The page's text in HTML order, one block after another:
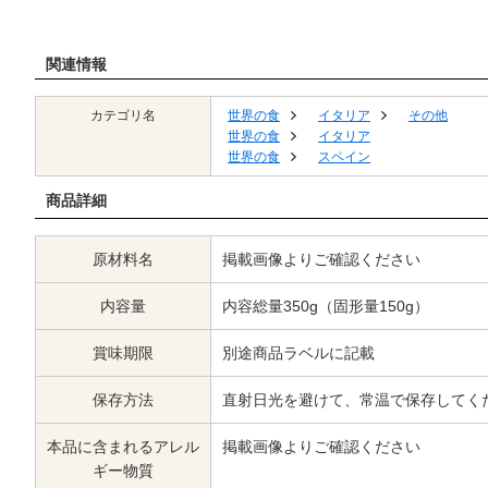
関連情報
カテゴリ名 世界の食 イタリア
その他
世界の食
イタリア
世界の食
スペイン
商品詳細
原材料名 掲載画像よりご確認ください
内容量 内容総量350g（固形量150g）
賞味期限 別途商品ラベルに記載
保存方法 直射日光を避けて、常温で保存してく
本品に含まれるアレル
ギー物質
掲載画像よりご確認ください